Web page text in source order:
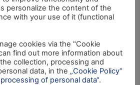
personalize the content of the
with your use of it (functional
cookies via the "Cookie
find out more information about
collection, processing and
data, in the „Cookie Policy“
of personal data“.